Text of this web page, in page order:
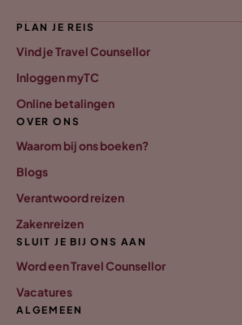
PLAN JE REIS
Vind je Travel Counsellor
Inloggen myTC
Online betalingen
OVER ONS
Waarom bij ons boeken?
Blogs
Verantwoord reizen
Zakenreizen
SLUIT JE BIJ ONS AAN
Word een Travel Counsellor
Vacatures
ALGEMEEN